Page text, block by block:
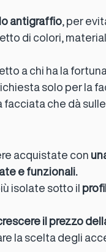
antigraffio , per
di colori,
a chi ha la
solo per la
che dà sulle
acquistate con
e funzionali.
isolate sotto il
il prezzo
la scelta degli